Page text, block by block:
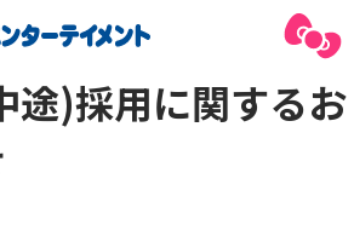
途)採用に関するお